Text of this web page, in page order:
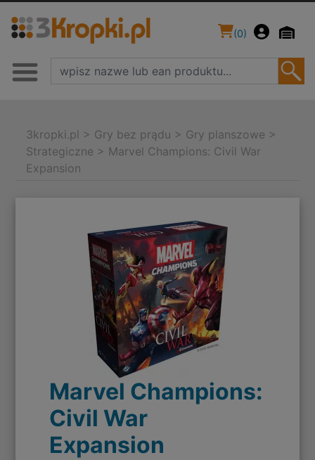
(0)
3kropki.pl > Gry bez prądu > Gry planszowe >
Strategiczne > Marvel Champions: Civil War
Expansion
Marvel Champions:
Civil War
Expansion